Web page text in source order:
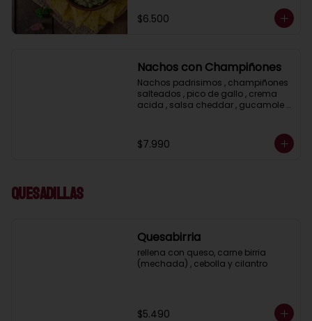
$6.500
Nachos con Champiñones
Nachos padrisimos , champiñones
salteados , pico de gallo , crema
acida , salsa cheddar , gucamole y
$7.990
Quesadillas
Quesabirria
rellena con queso, carne birria
(mechada) , cebolla y cilantro
$5.490